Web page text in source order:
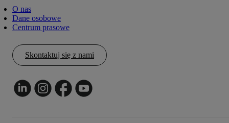
O nas
Dane osobowe
Centrum prasowe
Skontaktuj się z nami